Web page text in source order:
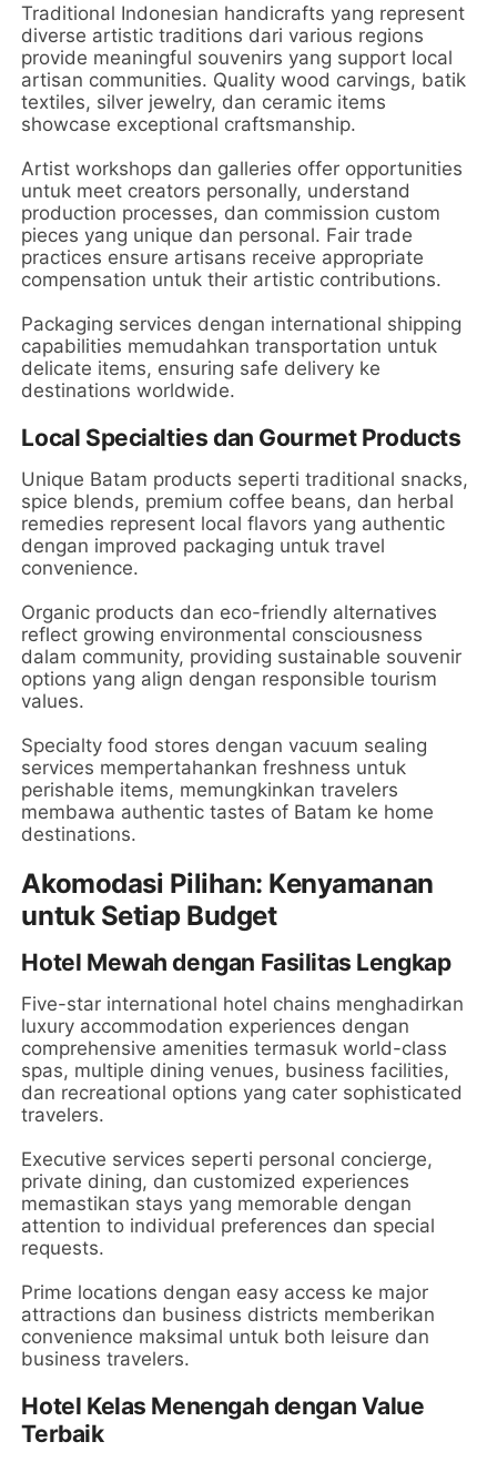
Traditional Indonesian handicrafts yang represent
diverse artistic traditions dari various regions
provide meaningful souvenirs yang support local
artisan communities. Quality wood carvings, batik
textiles, silver jewelry, dan ceramic items
showcase exceptional craftsmanship.
Artist workshops dan galleries offer opportunities
untuk meet creators personally, understand
production processes, dan commission custom
pieces yang unique dan personal. Fair trade
practices ensure artisans receive appropriate
compensation untuk their artistic contributions.
Packaging services dengan international shipping
capabilities memudahkan transportation untuk
delicate items, ensuring safe delivery ke
destinations worldwide.
Local Specialties dan Gourmet Products
Unique Batam products seperti traditional snacks,
spice blends, premium coffee beans, dan herbal
remedies represent local flavors yang authentic
dengan improved packaging untuk travel
convenience.
Organic products dan eco-friendly alternatives
reflect growing environmental consciousness
dalam community, providing sustainable souvenir
options yang align dengan responsible tourism
values.
Specialty food stores dengan vacuum sealing
services mempertahankan freshness untuk
perishable items, memungkinkan travelers
membawa authentic tastes of Batam ke home
destinations.
Akomodasi Pilihan: Kenyamanan
untuk Setiap Budget
Hotel Mewah dengan Fasilitas Lengkap
Five-star international hotel chains menghadirkan
luxury accommodation experiences dengan
comprehensive amenities termasuk world-class
spas, multiple dining venues, business facilities,
dan recreational options yang cater sophisticated
travelers.
Executive services seperti personal concierge,
private dining, dan customized experiences
memastikan stays yang memorable dengan
attention to individual preferences dan special
requests.
Prime locations dengan easy access ke major
attractions dan business districts memberikan
convenience maksimal untuk both leisure dan
business travelers.
Hotel Kelas Menengah dengan Value
Terbaik